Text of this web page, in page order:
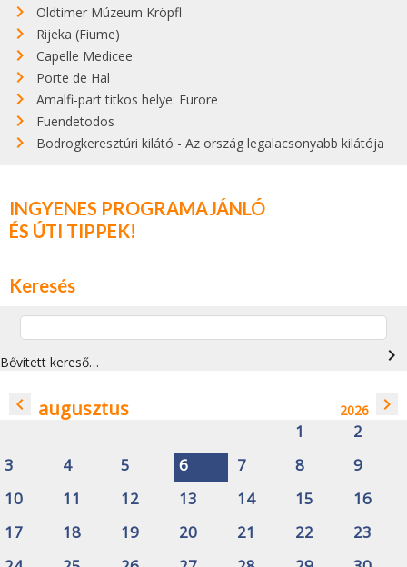
Oldtimer Múzeum Kröpfl
Rijeka (Fiume)
Capelle Medicee
Porte de Hal
Amalfi-part titkos helye: Furore
Fuendetodos
Bodrogkeresztúri kilátó - Az ország legalacsonyabb kilátója
INGYENES PROGRAMAJÁNLÓ
ÉS ÚTI TIPPEK!
Keresés
Bővített kereső… navigate_next
navigate_before augusztus 2026 navigate_next
1
2
3
4 5 6 7 8
9
10
11 12 13 14 15
16
17
18 19 20 21 22
23